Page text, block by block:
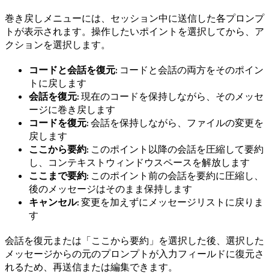
巻き戻しメニューには、セッション中に送信した各プロンプ
トが表示されます。操作したいポイントを選択してから、ア
クションを選択します。
コードと会話を復元: コードと会話の両方をそのポイン
トに戻します
会話を復元: 現在のコードを保持しながら、そのメッセ
ージに巻き戻します
コードを復元: 会話を保持しながら、ファイルの変更を
戻します
ここから要約: このポイント以降の会話を圧縮して要約
し、コンテキストウィンドウスペースを解放します
ここまで要約: このポイント前の会話を要約に圧縮し、
後のメッセージはそのまま保持します
キャンセル: 変更を加えずにメッセージリストに戻りま
す
会話を復元または「ここから要約」を選択した後、選択した
メッセージからの元のプロンプトが入力フィールドに復元さ
れるため、再送信または編集できます。